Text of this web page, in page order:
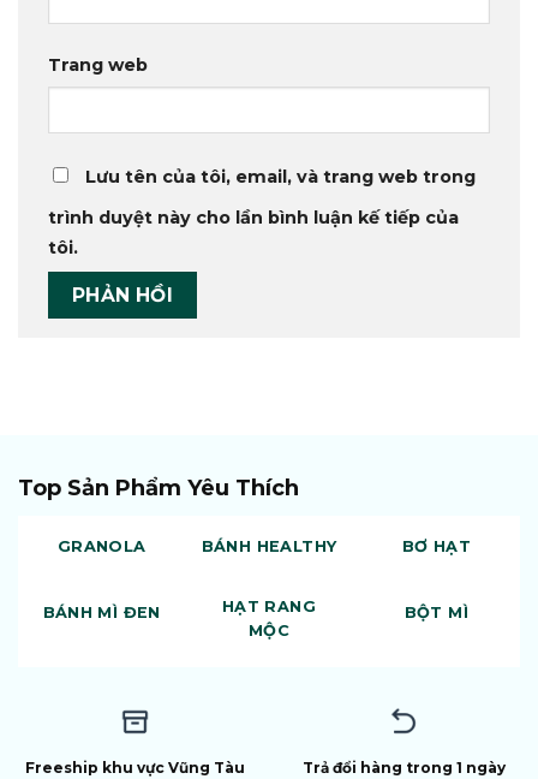
Trang web
Lưu tên của tôi, email, và trang web trong
trình duyệt này cho lần bình luận kế tiếp của
tôi.
Top Sản Phẩm Yêu Thích
GRANOLA BÁNH HEALTHY BƠ HẠT
BÁNH MÌ ĐEN
HẠT RANG
MỘC
BỘT MÌ
Freeship khu vực Vũng Tàu Trả đổi hàng trong 1 ngày